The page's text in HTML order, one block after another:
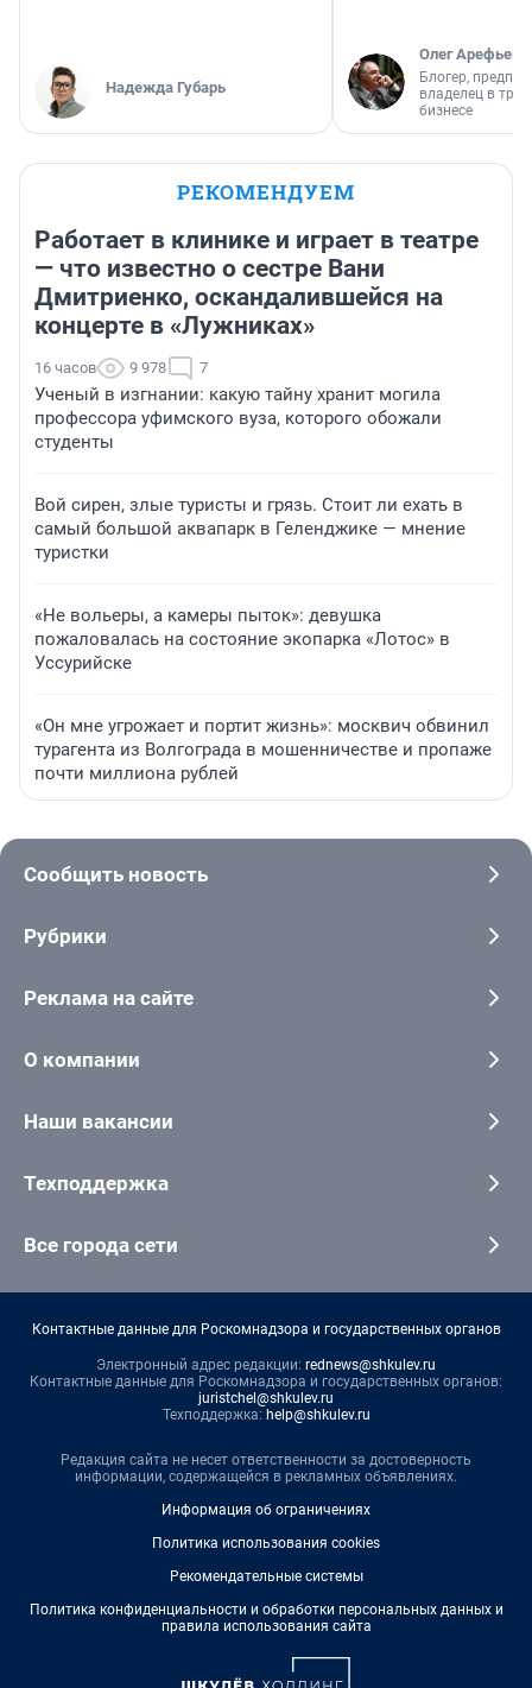
Надежда Губарь
Олег Арефьев
Блогер,
владелец в
бизнесе
РЕКОМЕНДУЕМ
Работает в клинике и играет в театре
— что известно о сестре Вани
Дмитриенко, оскандалившейся на
концерте в «Лужниках»
16 часов 9 978 7
Ученый в изгнании: какую тайну хранит могила
профессора уфимского вуза, которого обожали
студенты
Вой сирен, злые туристы и грязь. Стоит ли ехать в
самый большой аквапарк в Геленджике — мнение
туристки
«Не вольеры, а камеры пыток»: девушка
пожаловалась на состояние экопарка «Лотос» в
Уссурийске
«Он мне угрожает и портит жизнь»: москвич обвинил
турагента из Волгограда в мошенничестве и пропаже
почти миллиона рублей
Сообщить новость
Рубрики
Реклама на сайте
О компании
Наши вакансии
Техподдержка
Все города сети
Контактные данные для Роскомнадзора и государственных органов
Электронный адрес редакции: rednews@shkulev.ru
Контактные данные для Роскомнадзора и государственных органов:
juristchel@shkulev.ru
Техподдержка: help@shkulev.ru
Редакция сайта не несет ответственности за достоверность
информации, содержащейся в рекламных объявлениях.
Информация об ограничениях
Политика использования cookies
Рекомендательные системы
Политика конфиденциальности и обработки персональных данных и
правила использования сайта